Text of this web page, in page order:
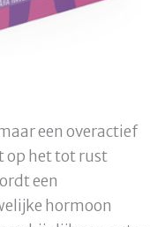
een overactief
op het tot rust
een
hormoon